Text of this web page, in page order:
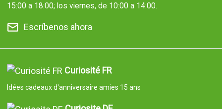
15:00 a 18:00; los viernes, de 10:00 a 14:00.
Escríbenos ahora
Curiosité FR
Idées cadeaux d'anniversaire amies 15 ans